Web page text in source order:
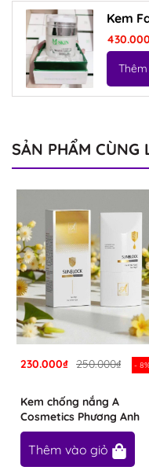
Kem
SẢN PHẨM CÙNG
230.000₫ 250.000₫ -
Kem chống nắng A
Cosmetics Phương Anh
Thêm vào giỏ